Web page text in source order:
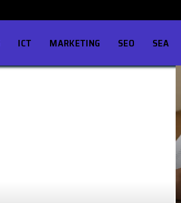
ICT MARKETING SEO SEA